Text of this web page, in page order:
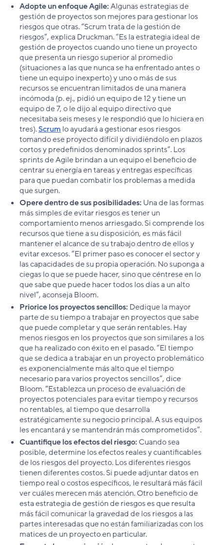
Adopte un enfoque Agile:Algunas estrategias de
gestión de proyectos son mejores para gestionar los
riesgos que otras. “Scrum trata de la gestión de
riesgos”, explica Druckman. “Es la estrategia ideal de
gestión de proyectos cuando uno tiene un proyecto
que presenta un riesgo superior al promedio
(situaciones a las que nunca se ha enfrentado antes o
tiene un equipo inexperto) y uno o más de sus
recursos se encuentran limitados de una manera
incómoda (p. ej., pidió un equipo de 12 y tiene un
equipo de 7, o le dijo al equipo directivo que
necesitaba seis meses y le respondió que lo hiciera en
tres).Scrum lo ayudará a gestionar esos riesgos
tomando ese proyecto difícil y dividiéndolo en plazos
cortos y predefinidos denominados sprints”. Los
sprints de Agile brindan a un equipo el beneficio de
centrar su energía en tareas y entregas específicas
para que puedan combatir los problemas a medida
que surgen.
Opere dentro de sus posibilidades: Una de las formas
más simples de evitar riesgos es tener un
comportamiento menos arriesgado. Si comprende los
recursos que tiene a su disposición, es más fácil
mantener el alcance de su trabajo dentro de ellos y
evitar excesos. “El primer paso es conocer el sector y
las capacidades de su propia operación. No suponga a
ciegas lo que se puede hacer, sino que céntrese en lo
que sabe que puede hacer todos los días a un alto
nivel”, aconseja Bloom.
Priorice los proyectos sencillos: Dedique la mayor
parte de su tiempo a trabajar en proyectos que sabe
que puede completar y que serán rentables. Hay
menos riesgos en los proyectos que son similares a los
que ha realizado con éxito en el pasado. “El tiempo
que se dedica a trabajar en un proyecto problemático
es exponencialmente más alto que el tiempo
necesario para varios proyectos sencillos”, dice
Bloom. “Establezca un proceso de evaluación de
proyectos potenciales para evitar tiempo y recursos
no rentables, al tiempo que desarrolla
estratégicamente su negocio principal. A sus equipos
les encantará y se mantendrán más comprometidos”.
Cuantifique los efectos del riesgo: Cuando sea
posible, determine los efectos reales y cuantificables
de los riesgos del proyecto. Los diferentes riesgos
tienen diferentes costos. Si puede adjuntar datos en
tiempo real o costos específicos, le resultará más fácil
ver cuáles merecen más atención. Otro beneficio de
esta estrategia de gestión de riesgos es que resulta
más fácil comunicar la gravedad de los riesgos a las
partes interesadas que no están familiarizadas con los
matices de un proyecto en particular.